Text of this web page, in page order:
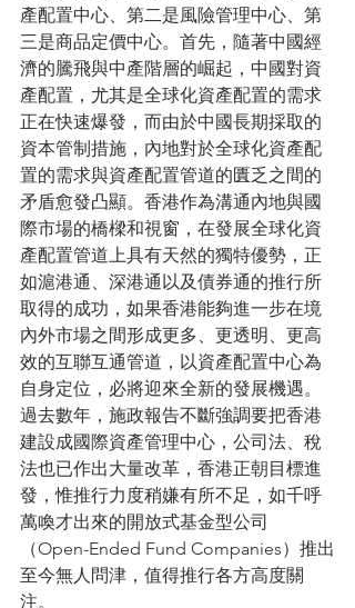
產配置中心、第二是風險管理中心、第
三是商品定價中心。首先，隨著中國經
濟的騰飛與中產階層的崛起，中國對資
產配置，尤其是全球化資產配置的需求
正在快速爆發，而由於中國長期採取的
資本管制措施，內地對於全球化資產配
置的需求與資產配置管道的匱乏之間的
矛盾愈發凸顯。香港作為溝通內地與國
際市場的橋樑和視窗，在發展全球化資
產配置管道上具有天然的獨特優勢，正
如滬港通、深港通以及債券通的推行所
取得的成功，如果香港能夠進一步在境
內外市場之間形成更多、更透明、更高
效的互聯互通管道，以資產配置中心為
自身定位，必將迎來全新的發展機遇。
過去數年，施政報告不斷強調要把香港
建設成國際資產管理中心，公司法、稅
法也已作出大量改革，香港正朝目標進
發，惟推行力度稍嫌有所不足，如千呼
萬喚才出來的開放式基金型公司
（Open-Ended Fund Companies）推出
至今無人問津，值得推行各方高度關
注。